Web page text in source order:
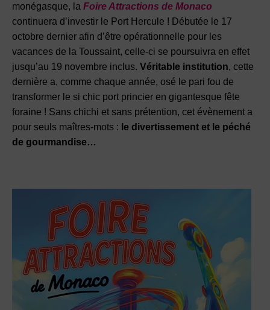
monégasque, la Foire Attractions de Monaco
continuera d’investir le Port Hercule ! Débutée le 17
octobre dernier afin d’être opérationnelle pour les
vacances de la Toussaint, celle-ci se poursuivra en effet
jusqu’au 19 novembre inclus. Véritable institution, cette
dernière a, comme chaque année, osé le pari fou de
transformer le si chic port princier en gigantesque fête
foraine ! Sans chichi et sans prétention, cet évènement a
pour seuls maîtres-mots : le divertissement et le péché
de gourmandise…